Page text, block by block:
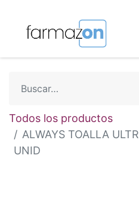
Todos los productos
ALWAYS TOALLA
UNID